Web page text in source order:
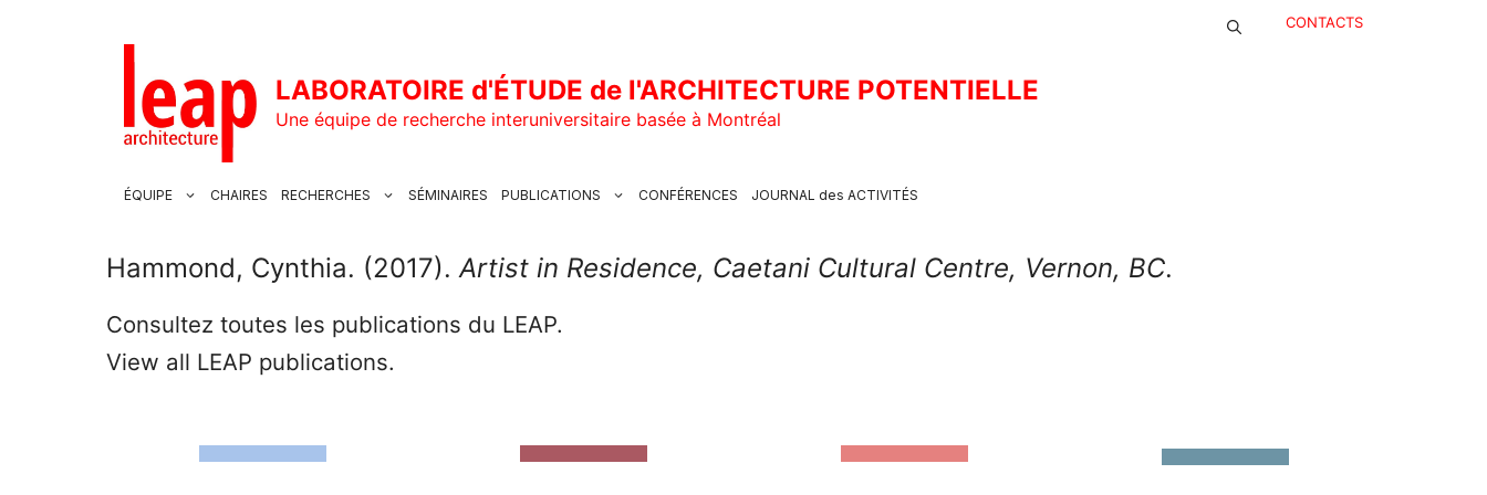
CONTACTS
LABORATOIRE d'ÉTUDE de l'ARCHITECTURE POTENTIELLE
Une équipe de recherche interuniversitaire basée à Montréal
ÉQUIPE CHAIRES RECHERCHES SÉMINAIRES PUBLICATIONS CONFÉRENCES JOURNAL des ACTIVITÉS
Hammond, Cynthia. (2017).Artist in Residence, Caetani Cultural Centre, Vernon, BC.
Consultez toutes les publications du LEAP.
View all LEAP publications.